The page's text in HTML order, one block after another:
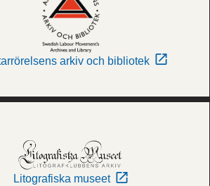
arkiv och bibliotek
Litografiska museet